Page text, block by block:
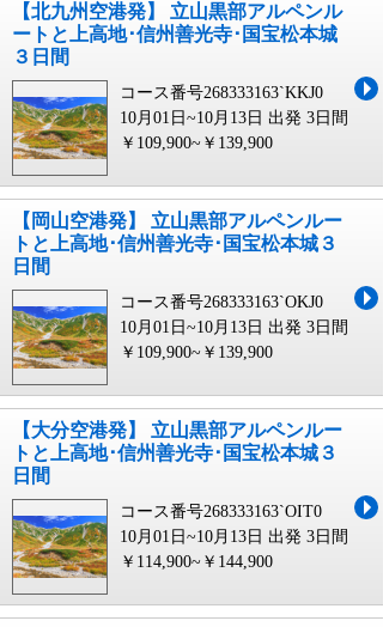
【北九州空港発】 立山黒部アルペンル
ートと上高地･信州善光寺･国宝松本城
３日間
コース番号268333163`KKJ0
10月01日~10月13日 出発 3日間
￥109,900~￥139,900
【岡山空港発】 立山黒部アルペンルー
トと上高地･信州善光寺･国宝松本城３
日間
コース番号268333163`OKJ0
10月01日~10月13日 出発 3日間
￥109,900~￥139,900
【大分空港発】 立山黒部アルペンルー
トと上高地･信州善光寺･国宝松本城３
日間
コース番号268333163`OIT0
10月01日~10月13日 出発 3日間
￥114,900~￥144,900